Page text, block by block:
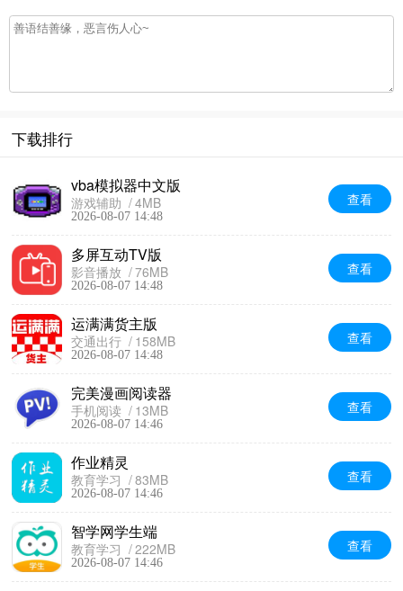
下载排行
vba模拟器中文版
游戏辅助 4MB
2026-08-07 14:48
查看
多屏互动TV版
影音播放 76MB
2026-08-07 14:48
查看
运满满货主版
交通出行 158MB
2026-08-07 14:48
查看
完美漫画阅读器
手机阅读 13MB
2026-08-07 14:46
查看
作业精灵
教育学习 83MB
2026-08-07 14:46
查看
智学网学生端
教育学习 222MB
2026-08-07 14:46
查看